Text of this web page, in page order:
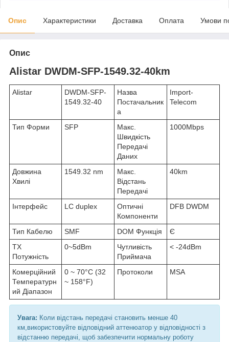
Опис Характеристики Доставка Оплата Умови
Опис
Alistar DWDM-SFP-1549.32-40km
Alistar
DWDM-SFP-
1549.32-40
Назва
Постачальник
а
Import-
Telecom
Тип Форми SFP
Макс.
Швидкість
Передачі
Даних
1000Mbps
Довжина
Хвилі
1549.32 nm
Макс.
Відстань
Передачі
40km
Інтерфейс LC duplex
Оптичні
Компоненти
DFB DWDM
Тип Кабелю SMF DOM Функція
Є
TX
Потужність
0~5dBm
Чутливість
Приймача
< -24dBm
Комерційний
Температурн
ий Діапазон
0 ~ 70°C (32
~ 158°F)
Протоколи MSA
Увага: Коли відстань передачі становить менше 40
км,використовуйте відповідний аттенюатор у відповідності з
відстанню передачі, щоб забезпечити нормальну роботу